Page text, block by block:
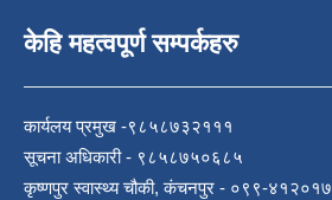
केहि महत्वपूर्ण सम्पर्कहरु
कार्यलय प्रमुख -९८५८७३२१११
सूचना अधिकारी - ९८५८७५०६८५
कृष्णपुर स्वास्थ्य चौकी, कंचनपुर - ०९९-४१२०१७